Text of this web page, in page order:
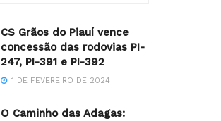
CS Grãos do Piauí vence
concessão das rodovias PI-
247, PI-391 e PI-392
1 DE FEVEREIRO DE 2024
O Caminho das Adagas: